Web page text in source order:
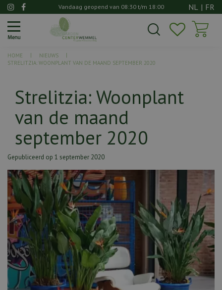
a
HOME
NIEUWS
STRELITZIA: WOONPLANT VAN DE MAAND SEPTEMBER 2020
Vandaag geopend van 08:30t/m 18:00 NL | FR
Strelitzia: Woonplant
van de maand
september 2020
Gepubliceerd op 1 september 2020